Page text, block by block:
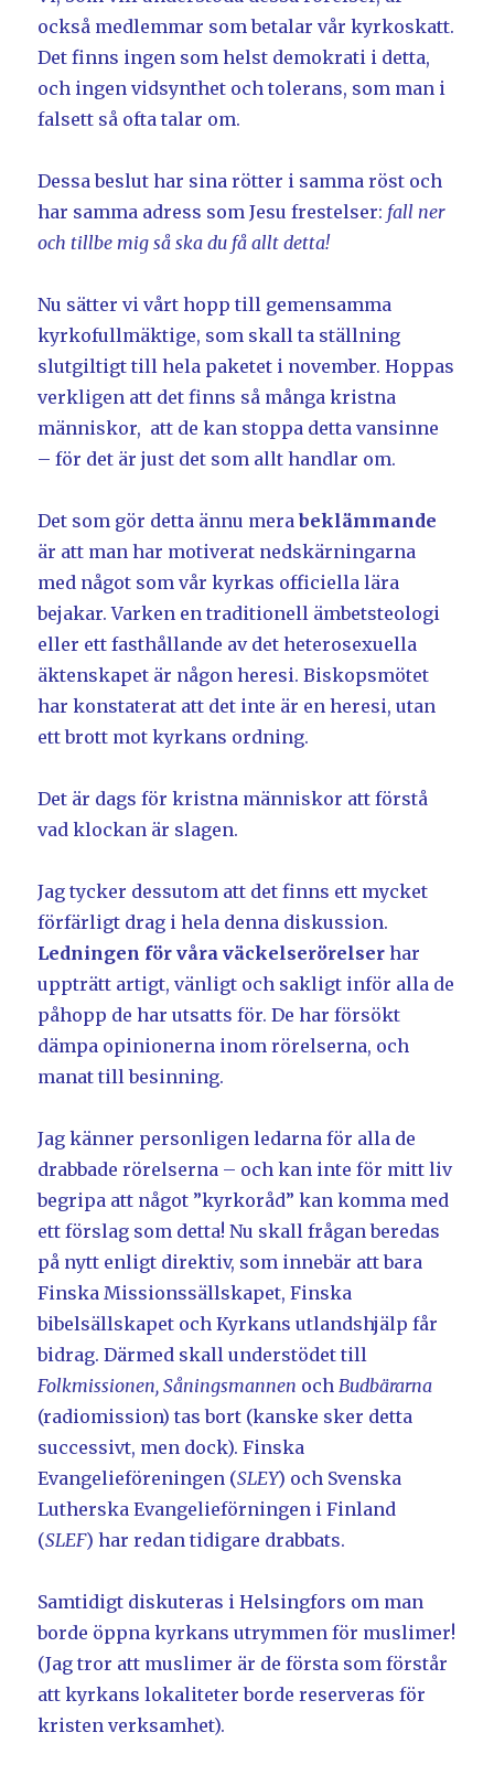
också medlemmar som betalar vår kyrkoskatt.
Det finns ingen som helst demokrati i detta,
och ingen vidsynthet och tolerans, som man i
falsett så ofta talar om.
Dessa beslut har sina rötter i samma röst och
har samma adress som Jesu frestelser: fall ner
och tillbe mig så ska du få allt detta!
Nu sätter vi vårt hopp till gemensamma
kyrkofullmäktige, som skall ta ställning
slutgiltigt till hela paketet i november. Hoppas
verkligen att det finns så många kristna
människor, att de kan stoppa detta vansinne
– för det är just det som allt handlar om.
Det som gör detta ännu merabeklämmande
är att man har motiverat nedskärningarna
med något som vår kyrkas officiella lära
bejakar. Varken en traditionell ämbetsteologi
eller ett fasthållande av det heterosexuella
äktenskapet är någon heresi. Biskopsmötet
har konstaterat att det inte är en heresi, utan
ett brott mot kyrkans ordning.
Det är dags för kristna människor att förstå
vad klockan är slagen.
Jag tycker dessutom att det finns ett mycket
förfärligt drag i hela denna diskussion.
Ledningen för våra väckelserörelser har
uppträtt artigt, vänligt och sakligt inför alla de
påhopp de har utsatts för. De har försökt
dämpa opinionerna inom rörelserna, och
manat till besinning.
Jag känner personligen ledarna för alla de
drabbade rörelserna – och kan inte för mitt liv
begripa att något ”kyrkoråd” kan komma med
ett förslag som detta! Nu skall frågan beredas
på nytt enligt direktiv, som innebär att bara
Finska Missionssällskapet, Finska
bibelsällskapet och Kyrkans utlandshjälp får
bidrag. Därmed skall understödet till
Folkmissionen, Såningsmannen och Budbärarna
(radiomission) tas bort (kanske sker detta
successivt, men dock). Finska
Evangelieföreningen (SLEY) och Svenska
Lutherska Evangelieförningen i Finland
(SLEF) har redan tidigare drabbats.
Samtidigt diskuteras i Helsingfors om man
borde öppna kyrkans utrymmen för muslimer!
(Jag tror att muslimer är de första som förstår
att kyrkans lokaliteter borde reserveras för
kristen verksamhet).